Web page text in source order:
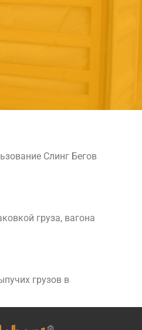
Слинг Бегов
груза, вагона
грузов в